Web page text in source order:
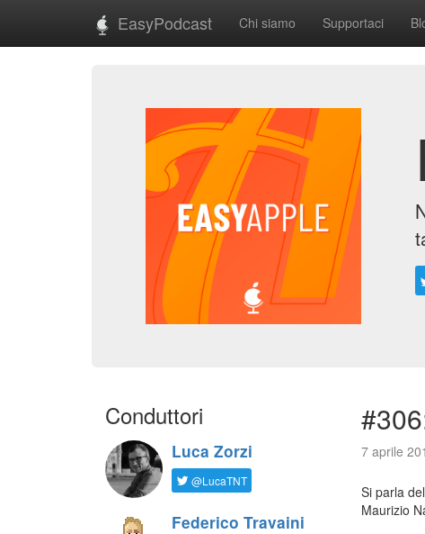
EasyPodcast Chi siamo Supportaci
Conduttori
Luca Zorzi
@LucaTNT
Federico Travaini
7 aprile
Si parla
Maurizio